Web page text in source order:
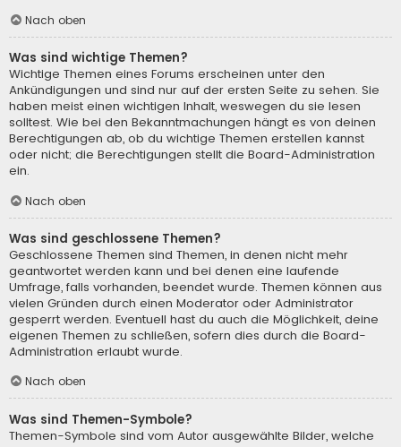
Nach oben
Was sind wichtige Themen?
Wichtige Themen eines Forums erscheinen unter den
Ankündigungen und sind nur auf der ersten Seite zu sehen. Sie
haben meist einen wichtigen Inhalt, weswegen du sie lesen
solltest. Wie bei den Bekanntmachungen hängt es von deinen
Berechtigungen ab, ob du wichtige Themen erstellen kannst
oder nicht; die Berechtigungen stellt die Board-Administration
ein.
Nach oben
Was sind geschlossene Themen?
Geschlossene Themen sind Themen, in denen nicht mehr
geantwortet werden kann und bei denen eine laufende
Umfrage, falls vorhanden, beendet wurde. Themen können aus
vielen Gründen durch einen Moderator oder Administrator
gesperrt werden. Eventuell hast du auch die Möglichkeit, deine
eigenen Themen zu schließen, sofern dies durch die Board-
Administration erlaubt wurde.
Nach oben
Was sind Themen-Symbole?
Themen-Symbole sind vom Autor ausgewählte Bilder, welche